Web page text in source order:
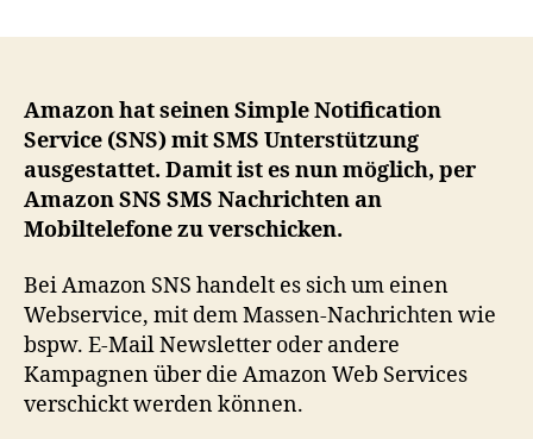
das
Verschicken
von
SMS
Nachrichten
Amazon hat seinen Simple Notification
Service (SNS) mit SMS Unterstützung
ausgestattet. Damit ist es nun möglich, per
Amazon SNS SMS Nachrichten an
Mobiltelefone zu verschicken.
Bei Amazon SNS handelt es sich um einen
Webservice, mit dem Massen-Nachrichten wie
bspw. E-Mail Newsletter oder andere
Kampagnen über die Amazon Web Services
verschickt werden können.